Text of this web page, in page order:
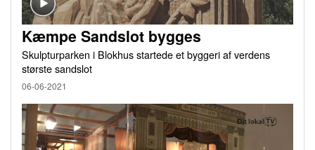
Kæmpe Sandslot bygges
Skulpturparken i Blokhus startede et byggeri af verdens
største sandslot
06-06-2021